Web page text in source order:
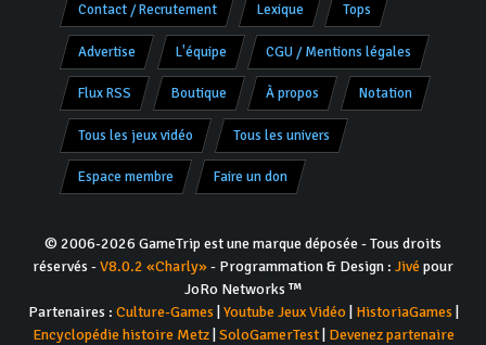
Contact / Recrutement Lexique Tops
Advertise L'équipe CGU / Mentions légales
Flux RSS Boutique À propos Notation
Tous les jeux vidéo Tous les univers
Espace membre Faire un don
© 2006-2026 GameTrip est une marque déposée - Tous droits
réservés -V8.0.2 «Charly»- Programmation & Design : Jivépour
JoRo Networks ™
Partenaires : Culture-Games Youtube Jeux Vidéo| HistoriaGames
Encyclopédie histoire Metz| SoloGamerTest| Devenez partenaire